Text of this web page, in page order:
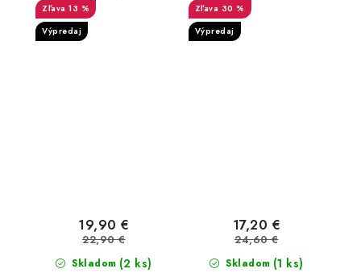
13 %
Výpredaj
Skladom (2 ks)
19,90 €
22,90 €
30 %
Výpredaj
Skladom (1 ks)
17,20 €
24,60 €